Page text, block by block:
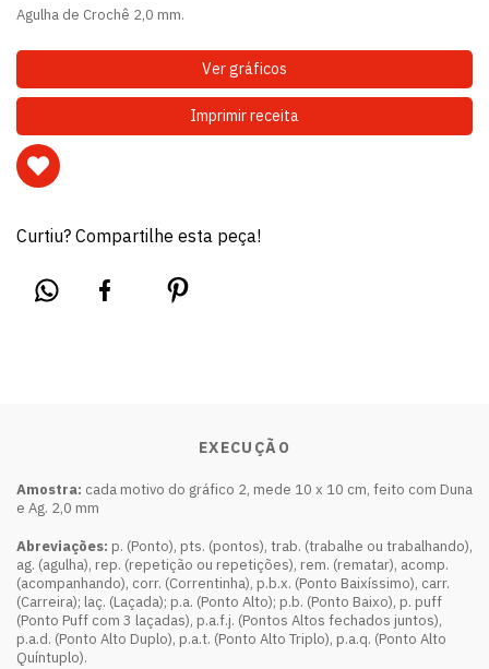
Agulha de Crochê 2,0 mm.
Ver gráficos
Imprimir receita
Curtiu? Compartilhe esta peça!
EXECUÇÃO
Amostra: cada motivo do gráfico 2, mede 10 x 10 cm, feito com Duna
e Ag. 2,0 mm
Abreviações: p. (Ponto), pts. (pontos), trab. (trabalhe ou trabalhando),
ag. (agulha), rep. (repetição ou repetições), rem. (rematar), acomp.
(acompanhando), corr. (Correntinha), p.b.x. (Ponto Baixíssimo), carr.
(Carreira); laç. (Laçada); p.a. (Ponto Alto); p.b. (Ponto Baixo), p. puff
(Ponto Puff com 3 laçadas), p.a.f.j. (Pontos Altos fechados juntos),
p.a.d. (Ponto Alto Duplo), p.a.t. (Ponto Alto Triplo), p.a.q. (Ponto Alto
Quíntuplo).